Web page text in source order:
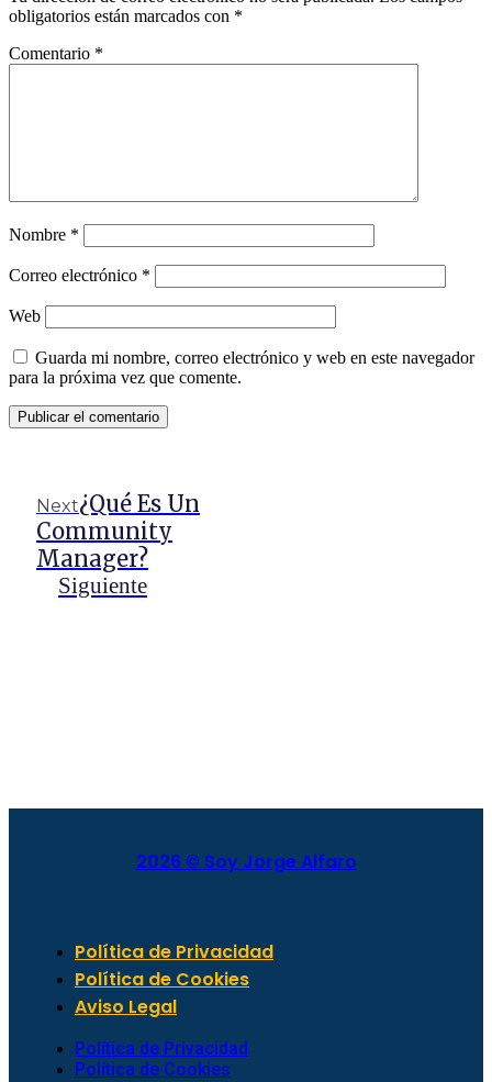
obligatorios están marcados con *
Comentario *
Nombre *
Correo electrónico *
Web
Guarda mi nombre, correo electrónico y web en este navegador
para la próxima vez que comente.
Next¿Qué Es Un
Community
Manager?
Siguiente
2026 © Soy Jorge Alfaro
Política de Privacidad
Política de Cookies
Aviso Legal
Política de Privacidad
Política de Cookies